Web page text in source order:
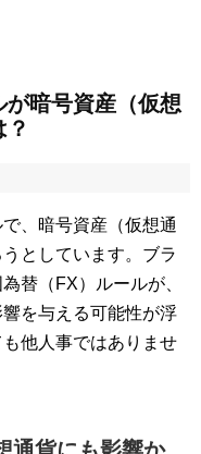
暗号資産（仮想
、暗号資産（仮想通
としています。ブラ
替（FX）ルールが、
を与える可能性が浮
他人事ではありませ